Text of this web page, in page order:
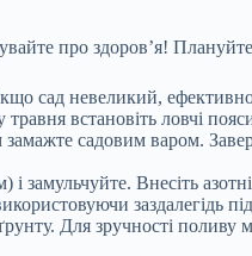
про здоров’я!
сад невеликий, ефективно
встановіть ловчі
садовим варом.
замульчуйте. Внесіть
заздалегідь
Для зручності